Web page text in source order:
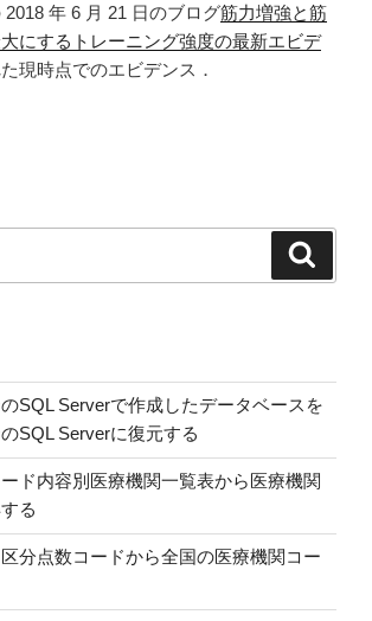
年 6 月 21 日のブログ筋力増強と筋
にするトレーニング強度の最新エビデ
現時点でのエビデンス．
SQL Serverで作成したデータベースを
SQL Serverに復元する
ド内容別医療機関一覧表から医療機関
る
分点数コードから全国の医療機関コー